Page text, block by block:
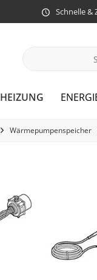
Schnelle &
HEIZUNG
Wärmepumpenspeicher